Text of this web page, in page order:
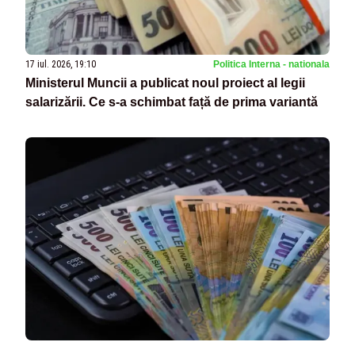
17 iul. 2026, 19:10 Politica Interna - nationala
Ministerul Muncii a publicat noul proiect al legii
salarizării. Ce s-a schimbat față de prima variantă